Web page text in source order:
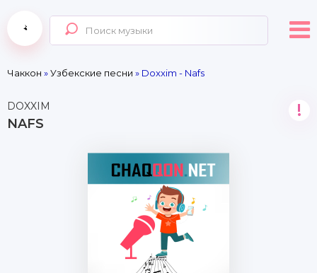
Чаккон »Узбекские песни » Doxxim - Nafs
DOXXIM
NAFS
!